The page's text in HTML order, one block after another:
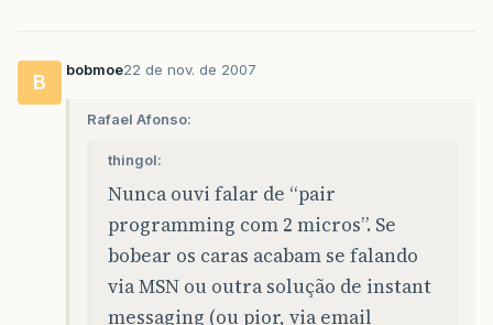
B
bobmoe22 de nov. de 2007
Rafael Afonso:
thingol:
Nunca ouvi falar de “pair
programming com 2 micros”. Se
bobear os caras acabam se falando
via MSN ou outra solução de instant
messaging (ou pior, via email